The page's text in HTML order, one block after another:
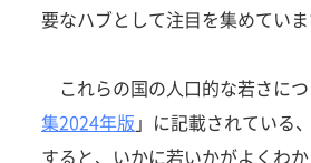
要なハブとして注目を集めていま
これらの国の人口的な若さに
集2024年版 」に記載されている
すると、いかに若いかがよくわ